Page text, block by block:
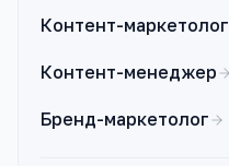
Контент-маркетолог
Контент-менеджер
Бренд-маркетолог